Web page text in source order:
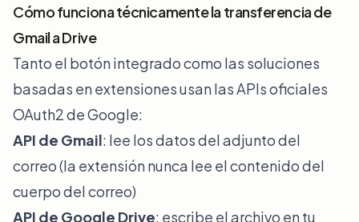
Cómo funciona técnicamente la transferencia de
Gmail a Drive
Tanto el botón integrado como las soluciones
basadas en extensiones usan las APIs oficiales
OAuth2 de Google:
API de Gmail: lee los datos del adjunto del
correo (la extensión nunca lee el contenido del
cuerpo del correo)
API de Google Drive: escribe el archivo en tu